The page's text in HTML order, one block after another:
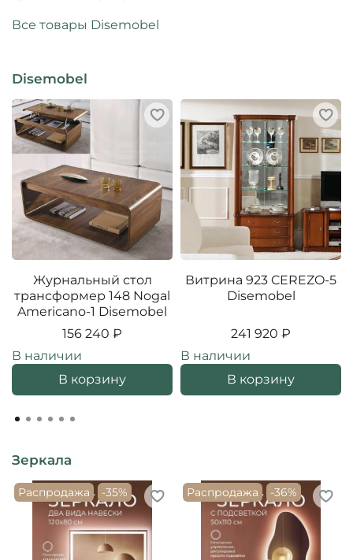
Все товары Disemobel
Disemobel
Журнальный стол
трансформер 148 Nogal
Americano-1 Disemobel
156 240 ₽
В наличии
В корзину
Витрина 923 CEREZO-5
Disemobel
241 920 ₽
В наличии
В корзину
Зеркала
Распродажа -35% Распродажа -36%